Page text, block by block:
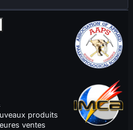
produits
ventes